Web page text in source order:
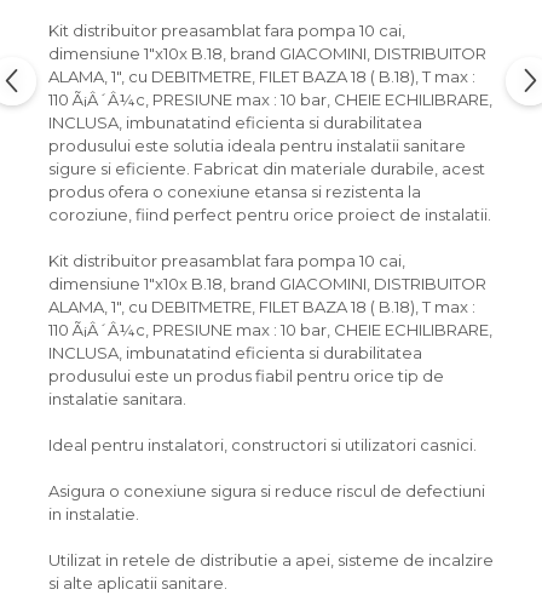
Kit distribuitor preasamblat fara pompa 10 cai,
dimensiune 1"x10x B.18, brand GIACOMINI, DISTRIBUITOR
ALAMA, 1", cu DEBITMETRE, FILET BAZA 18 ( B.18), T max :
110 Ã¡Â´Â¼c, PRESIUNE max : 10 bar, CHEIE ECHILIBRARE,
INCLUSA, imbunatatind eficienta si durabilitatea
produsului este solutia ideala pentru instalatii sanitare
sigure si eficiente. Fabricat din materiale durabile, acest
produs ofera o conexiune etansa si rezistenta la
coroziune, fiind perfect pentru orice proiect de instalatii.
Kit distribuitor preasamblat fara pompa 10 cai,
dimensiune 1"x10x B.18, brand GIACOMINI, DISTRIBUITOR
ALAMA, 1", cu DEBITMETRE, FILET BAZA 18 ( B.18), T max :
110 Ã¡Â´Â¼c, PRESIUNE max : 10 bar, CHEIE ECHILIBRARE,
INCLUSA, imbunatatind eficienta si durabilitatea
produsului este un produs fiabil pentru orice tip de
instalatie sanitara.
Ideal pentru instalatori, constructori si utilizatori casnici.
Asigura o conexiune sigura si reduce riscul de defectiuni
in instalatie.
Utilizat in retele de distributie a apei, sisteme de incalzire
si alte aplicatii sanitare.